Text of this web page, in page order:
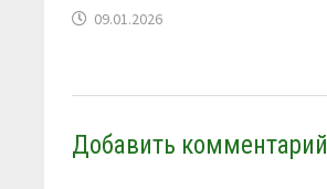
09.01.2026
Добавить комментарий